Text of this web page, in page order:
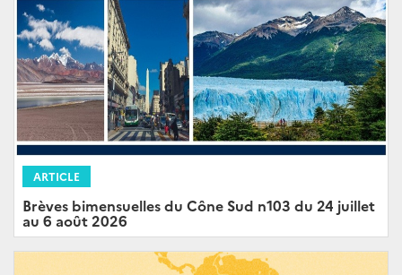
ARTICLE
Brèves bimensuelles du Cône Sud n103 du 24 juillet
au 6 août 2026